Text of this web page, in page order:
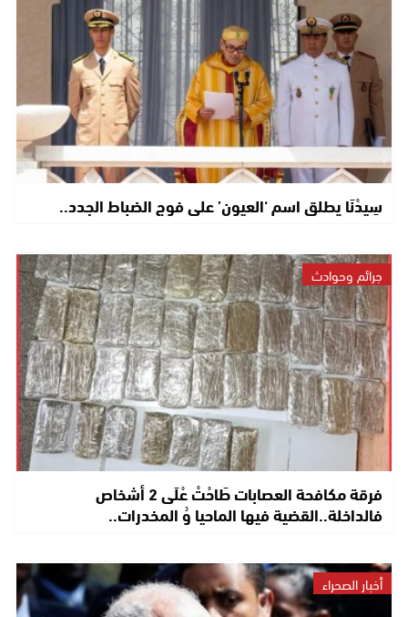
سِيدْنَا يطلق اسم ‘العيون’ على فوج الضباط الجدد..
جرائم وحوادث
فرقة مكافحة العصابات طَاحْتْ عْلَى 2 أشخاص
فالداخلة..القضية فيها الماحيا وُ المخدرات..
أخبار الصحراء